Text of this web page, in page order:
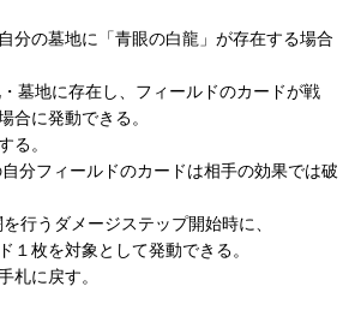
分の墓地に「青眼の白龍」が存在する場合
墓地に存在し、フィールドのカードが戦
合に発動できる。
る。
分フィールドのカードは相手の効果では破
行うダメージステップ開始時に、
１枚を対象として発動できる。
札に戻す。